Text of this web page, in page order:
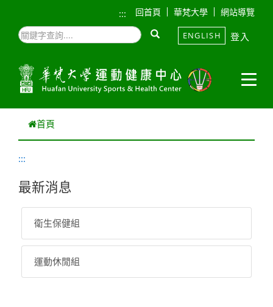
::: 回首頁 華梵大學 網站導覽
ENGLISH 登入
首頁
:::
最新消息
衛生保健組
運動休閒組